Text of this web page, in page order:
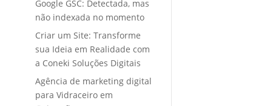
Google GSC: Detectada, mas
não indexada no momento
Criar um Site: Transforme
sua Ideia em Realidade com
a Coneki Soluções Digitais
Agência de marketing digital
para Vidraceiro em